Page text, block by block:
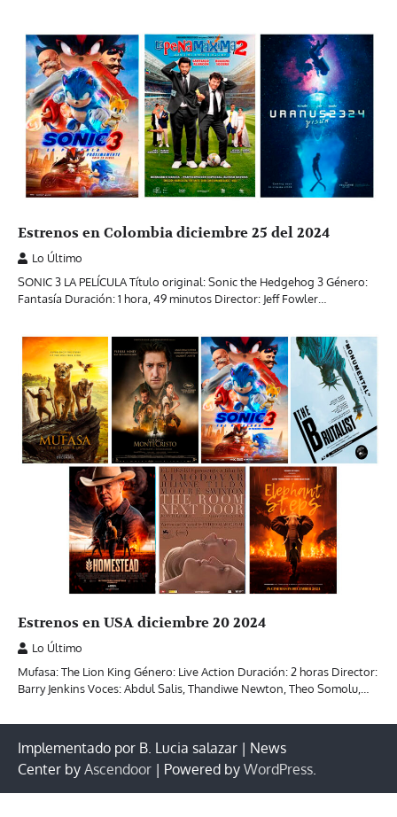
Estrenos en Colombia diciembre 25 del 2024
Lo Último
SONIC 3 LA PELÍCULA Título original: Sonic the Hedgehog 3 Género:
Fantasía Duración: 1 hora, 49 minutos Director: Jeff Fowler…
Estrenos en USA diciembre 20 2024
Lo Último
Mufasa: The Lion King Género: Live Action Duración: 2 horas Director:
Barry Jenkins Voces: Abdul Salis, Thandiwe Newton, Theo Somolu,…
Implementado por B. Lucia salazar | News
Center by Ascendoor | Powered by WordPress.